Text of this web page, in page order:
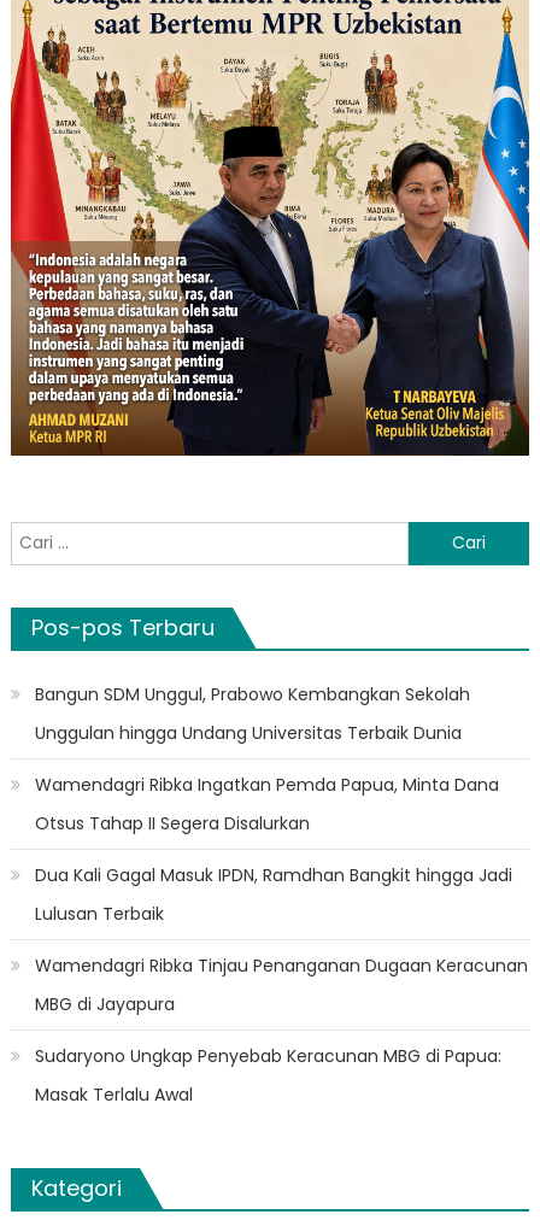
Cari
untuk:
Pos-pos Terbaru
Bangun SDM Unggul, Prabowo Kembangkan Sekolah
Unggulan hingga Undang Universitas Terbaik Dunia
Wamendagri Ribka Ingatkan Pemda Papua, Minta Dana
Otsus Tahap II Segera Disalurkan
Dua Kali Gagal Masuk IPDN, Ramdhan Bangkit hingga Jadi
Lulusan Terbaik
Wamendagri Ribka Tinjau Penanganan Dugaan Keracunan
MBG di Jayapura
Sudaryono Ungkap Penyebab Keracunan MBG di Papua:
Masak Terlalu Awal
Kategori